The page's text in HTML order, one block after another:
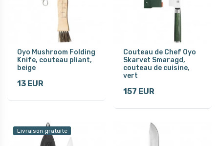
Oyo Mushroom Folding
Knife, couteau pliant,
beige
13 EUR
Couteau de Chef Oyo
Skarvet Smaragd,
couteau de cuisine,
vert
157 EUR
Livraison gratuite